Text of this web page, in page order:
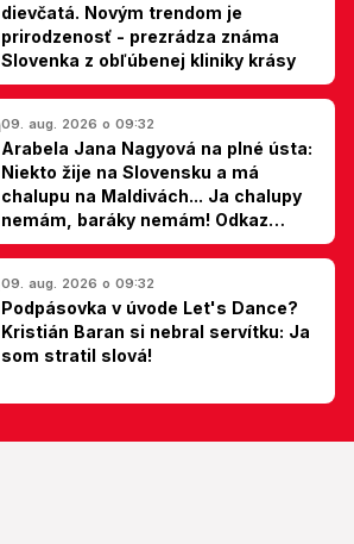
dievčatá. Novým trendom je
prirodzenosť - prezrádza známa
Slovenka z obľúbenej kliniky krásy
09. aug. 2026 o 09:32
Arabela Jana Nagyová na plné ústa:
Niekto žije na Slovensku a má
chalupu na Maldivách... Ja chalupy
nemám, baráky nemám! Odkaz
Slovákom
09. aug. 2026 o 09:32
Podpásovka v úvode Let's Dance?
Kristián Baran si nebral servítku: Ja
som stratil slová!